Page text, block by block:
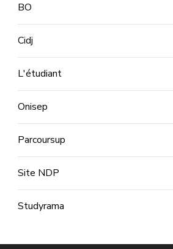
BO
Cidj
L'étudiant
Onisep
Parcoursup
Site NDP
Studyrama